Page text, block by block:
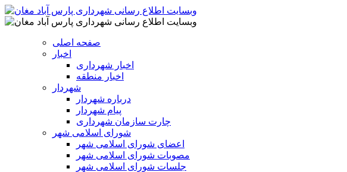
صفحه اصلی
اخبار
اخبار شهرداری
اخبار منطقه
شهردار
درباره شهردار
پیام شهردار
چارت سازمان شهرداری
شورای اسلامی شهر
اعضای شورای اسلامی شهر
مصوبات شورای اسلامی شهر
جلسات شورای اسلامی شهر